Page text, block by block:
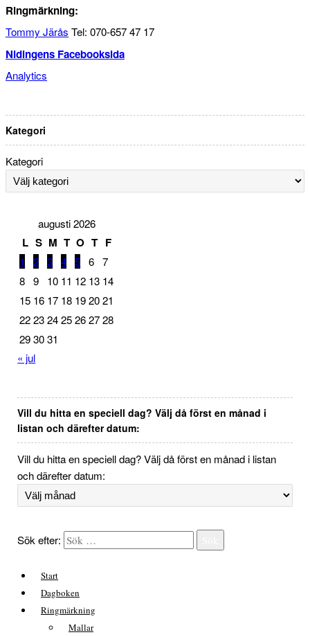
Ringmärkning:
Tommy Järås Tel: 070-657 47 17
Nidingens Facebooksida
Analytics
Kategori
Kategori
augusti 2026
L S M T O T F
1 2 3 4 5 6 7
8 9 10 11 12 13 14
15 16 17 18 19 20 21
22 23 24 25 26 27 28
29 30 31
« jul
Vill du hitta en speciell dag? Välj då först en månad i
listan och därefter datum:
Vill du hitta en speciell dag? Välj då först en månad i listan
och därefter datum:
Sök efter:
Start
Dagboken
Ringmärkning
Mallar